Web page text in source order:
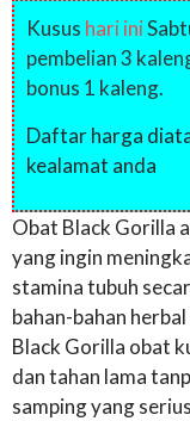
Kusus hari ini
pembelian 3
bonus 1 kaleng.
Daftar harga
kealamat anda
Obat Black Gorilla
yang ingin
stamina tubuh
bahan-bahan
Black Gorilla obat
dan tahan lama
samping yang